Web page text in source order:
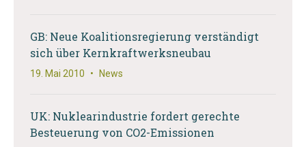
GB: Neue Koalitionsregierung verständigt
sich über Kernkraftwerksneubau
19. Mai 2010 • News
UK: Nuklearindustrie fordert gerechte
Besteuerung von CO2-Emissionen